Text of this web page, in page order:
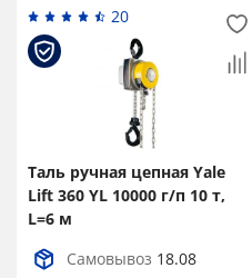
20
Таль ручная цепная Yale
Lift 360 YL 10000 г/п 10 т,
L=6 м
Самовывоз 18.08